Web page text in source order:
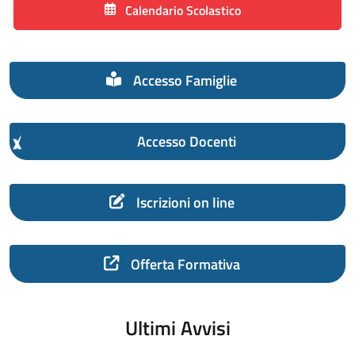
Calendario Scolastico
Accesso Famiglie
Accesso Docenti
Iscrizioni on line
Offerta Formativa
Ultimi Avvisi